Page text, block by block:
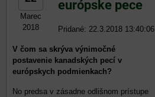
Marec
2018
európske pece
Pridané: 22.3.2018 13:40:06
V čom sa skrýva výnimočné
postavenie kanadských pecí v
európskych podmienkach?
No predsa v zásadne odlišnom prístupe